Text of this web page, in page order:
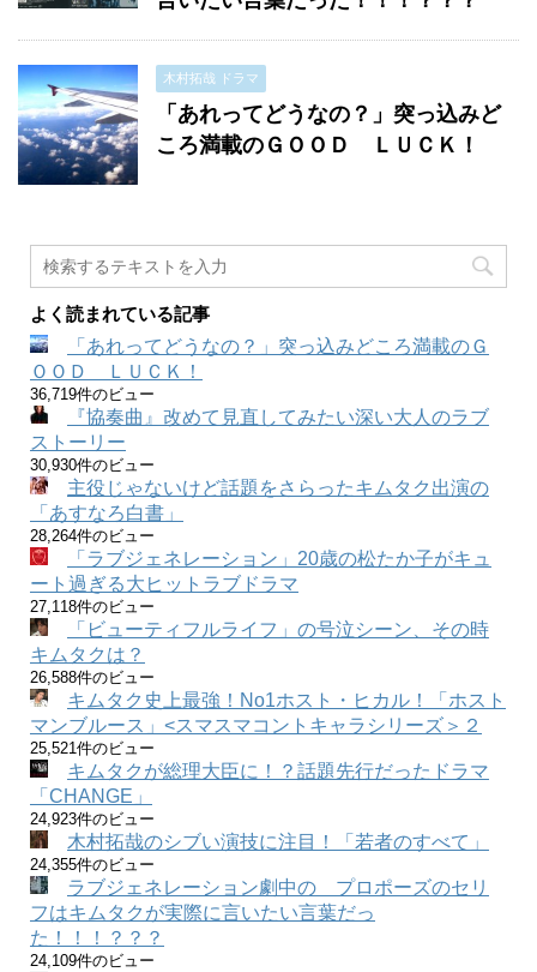
木村拓哉 ドラマ
「あれってどうなの？」突っ込みど
ころ満載のＧＯＯＤ ＬＵＣＫ！
よく読まれている記事
「あれってどうなの？」突っ込みどころ満載のＧ
ＯＯＤ ＬＵＣＫ！
36,719件のビュー
『協奏曲』改めて見直してみたい深い大人のラブ
ストーリー
30,930件のビュー
主役じゃないけど話題をさらったキムタク出演の
「あすなろ白書」
28,264件のビュー
「ラブジェネレーション」20歳の松たか子がキュ
ート過ぎる大ヒットラブドラマ
27,118件のビュー
「ビューティフルライフ」の号泣シーン、その時
キムタクは？
26,588件のビュー
キムタク史上最強！No1ホスト・ヒカル！「ホスト
マンブルース」<スマスマコントキャラシリーズ＞２
25,521件のビュー
キムタクが総理大臣に！？話題先行だったドラマ
「CHANGE」
24,923件のビュー
木村拓哉のシブい演技に注目！「若者のすべて」
24,355件のビュー
ラブジェネレーション劇中の プロポーズのセリ
フはキムタクが実際に言いたい言葉だっ
た！！！？？？
24,109件のビュー